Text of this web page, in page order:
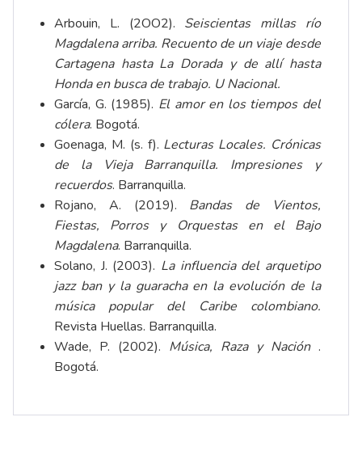
Arbouin, L. (2OO2). Seiscientas millas río
Magdalena arriba. Recuento de un viaje desde
Cartagena hasta La Dorada y de allí hasta
Honda en busca de trabajo. U Nacional.
García, G. (1985). El amor en los tiempos del
cólera. Bogotá.
Goenaga, M. (s. f). Lecturas Locales. Crónicas
de la Vieja Barranquilla. Impresiones y
recuerdos. Barranquilla.
Rojano, A. (2019). Bandas de Vientos,
Fiestas, Porros y Orquestas en el Bajo
Magdalena. Barranquilla.
Solano, J. (2003). La influencia del arquetipo
jazz ban y la guaracha en la evolución de la
música popular del Caribe colombiano.
Revista Huellas. Barranquilla.
Wade, P. (2002). Música, Raza y Nación.
Bogotá.